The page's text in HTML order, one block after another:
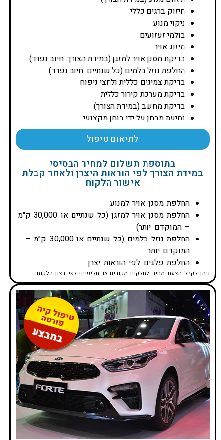
חיזוק ברגים כללי
ניקוי מנוע
בולמי זעזועים
מיזוג אויר
בדיקת מסנן אויר למזגן (במידת הצורך. חיוב נפרד)
החלפת נוזל בלמים (כל שנתיים. חיוב נפרד)
בדיקת צמיגים כללית ולחצי ניפוח
בדיקת מערכת קירור כללית
בדיקת מחשב (במידת הצורך)
נסיעת מבחן על ידי בוחן מקצועי
לתיאום טיפול
בתוספת תשלום למחיר הבסיסי
במידת הצורך לפי הוראות היצרן ולאחר קבלת
אישור הלקוח
החלפת מסנן אויר למנוע
החלפת מסנן אויר למזגן (כל שנתיים או 30,000 ק״מ
– המוקדם יותר)
החלפת נוזל בלמים (כל שנתיים או 30,000 ק״מ –
המוקדם יותר
החלפת פלגים לפי הוראות יצרן
ניתן לקבל הצעת מחיר לחלקים מקורים או חליפיים לפי רצון הלקוח